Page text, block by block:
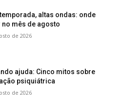
altas ondas: onde
no mês de agosto
de 2026
ajuda: Cinco mitos sobre
psiquiátrica
de 2026